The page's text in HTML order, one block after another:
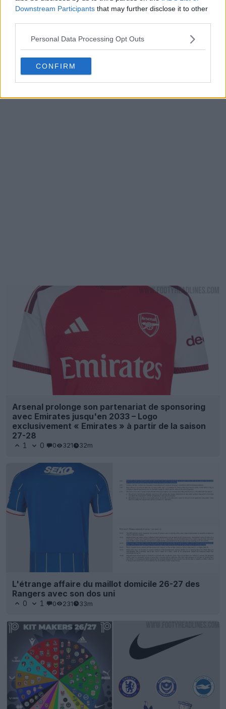
Downstream Participants that may further disclose it to other
Personal Data Processing Opt Outs
CONFIRM
Galles signé Sudu – Fini Adidas
17 2 0 912 31m
Arsenal prolonge son partenariat de sponsoring
avec Emirates jusqu'en 2033 – Logo
exclusivement « Emirates » à partir de la saison
27-28
1 0 0 321 32m
L'étrange affaire du maillot domicile 26-27 des
Rangers avec son dos uni
0 1 0 231 33m